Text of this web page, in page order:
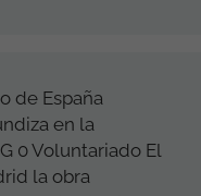
de España
en la
0 Voluntariado El
la obra